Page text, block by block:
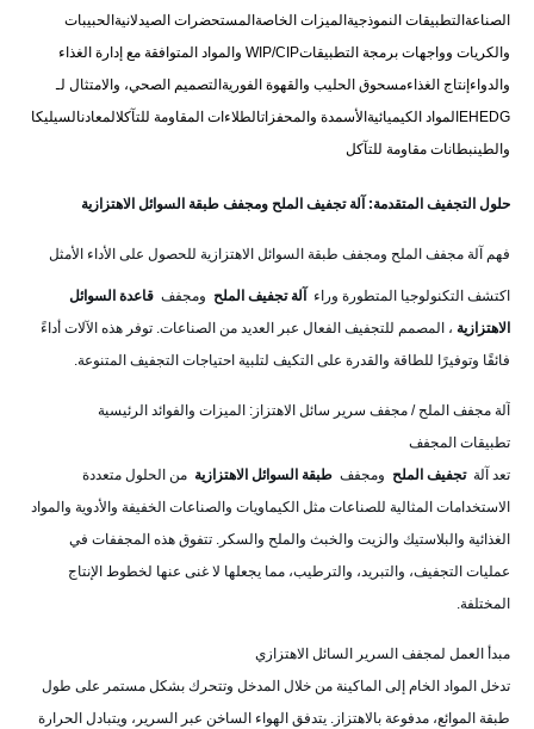
الصناعةالتطبيقات النموذجيةالميزات الخاصةالمستحضرات الصيدلانيةالحبيبات
والكريات وواجهات برمجة التطبيقاتWIP/CIP والمواد المتوافقة مع إدارة الغذاء
والدواءإنتاج الغذاءمسحوق الحليب والقهوة الفوريةالتصميم الصحي، والامتثال لـ
EHEDGالمواد الكيميائيةالأسمدة والمحفزاتالطلاءات المقاومة للتآكلالمعادنالسيليكا
والطينبطانات مقاومة للتآكل
حلول التجفيف المتقدمة: آلة تجفيف الملح ومجفف طبقة السوائل الاهتزازية
فهم آلة مجفف الملح ومجفف طبقة السوائل الاهتزازية للحصول على الأداء الأمثل
اكتشف التكنولوجيا المتطورة وراء آلة تجفيف الملح ومجفف قاعدة السوائل
الاهتزازية ، المصمم للتجفيف الفعال عبر العديد من الصناعات. توفر هذه الآلات أداءً
فائقًا وتوفيرًا للطاقة والقدرة على التكيف لتلبية احتياجات التجفيف المتنوعة.
آلة مجفف الملح / مجفف سرير سائل الاهتزاز: الميزات والفوائد الرئيسية
تطبيقات المجفف
تعد آلةتجفيف الملح ومجفف طبقة السوائل الاهتزازية من الحلول متعددة
الاستخدامات المثالية للصناعات مثل الكيماويات والصناعات الخفيفة والأدوية والمواد
الغذائية والبلاستيك والزيت والخبث والملح والسكر. تتفوق هذه المجففات في
عمليات التجفيف، والتبريد، والترطيب، مما يجعلها لا غنى عنها لخطوط الإنتاج
المختلفة.
مبدأ العمل لمجفف السرير السائل الاهتزازي
تدخل المواد الخام إلى الماكينة من خلال المدخل وتتحرك بشكل مستمر على طول
طبقة الموائع، مدفوعة بالاهتزاز. يتدفق الهواء الساخن عبر السرير، ويتبادل الحرارة